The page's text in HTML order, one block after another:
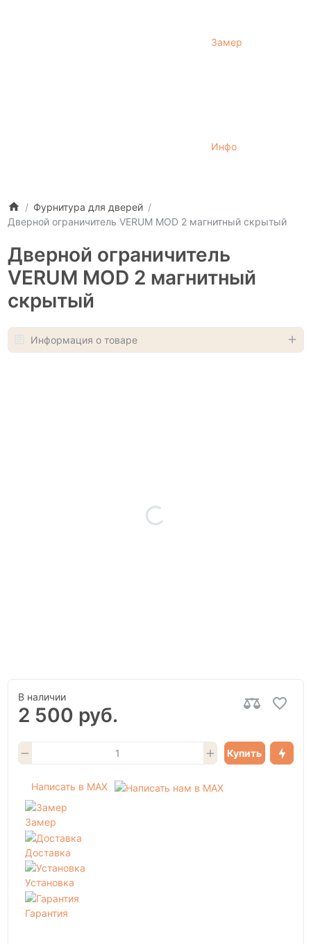
Замер
Инфо
Фурнитура для дверей
Дверной ограничитель VERUM MOD 2 магнитный скрытый
Дверной ограничитель
VERUM MOD 2 магнитный
скрытый
Информация о товаре
В наличии
2 500 руб.
Купить
Написать в MAX
Замер
Доставка
Установка
Гарантия